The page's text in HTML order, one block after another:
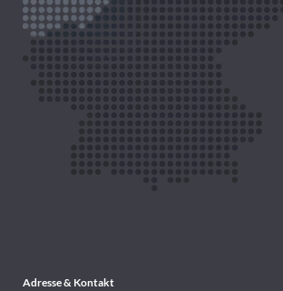
Adresse & Kontakt